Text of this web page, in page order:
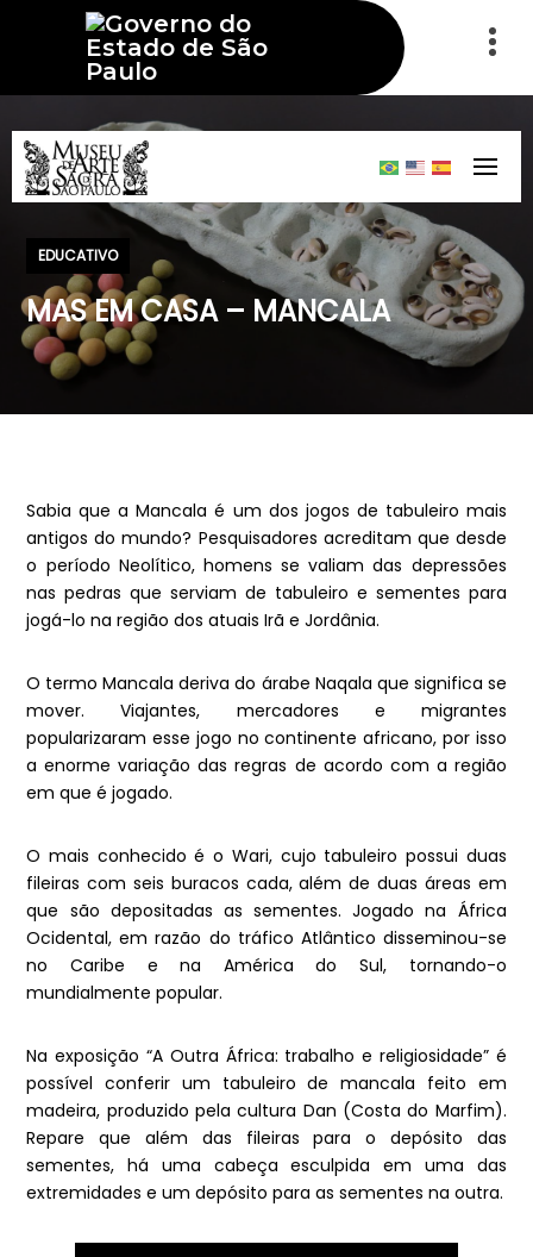
EDUCATIVO
MAS EM CASA – MANCALA
Sabia que a Mancala é um dos jogos de tabuleiro mais
antigos do mundo? Pesquisadores acreditam que desde
o período Neolítico, homens se valiam das depressões
nas pedras que serviam de tabuleiro e sementes para
jogá-lo na região dos atuais Irã e Jordânia.
O termo Mancala deriva do árabe Naqala que significa se
mover. Viajantes, mercadores e migrantes
popularizaram esse jogo no continente africano, por isso
a enorme variação das regras de acordo com a região
em que é jogado.
O mais conhecido é o Wari, cujo tabuleiro possui duas
fileiras com seis buracos cada, além de duas áreas em
que são depositadas as sementes. Jogado na África
Ocidental, em razão do tráfico Atlântico disseminou-se
no Caribe e na América do Sul, tornando-o
mundialmente popular.
Na exposição “A Outra África: trabalho e religiosidade” é
possível conferir um tabuleiro de mancala feito em
madeira, produzido pela cultura Dan (Costa do Marfim).
Repare que além das fileiras para o depósito das
sementes, há uma cabeça esculpida em uma das
extremidades e um depósito para as sementes na outra.